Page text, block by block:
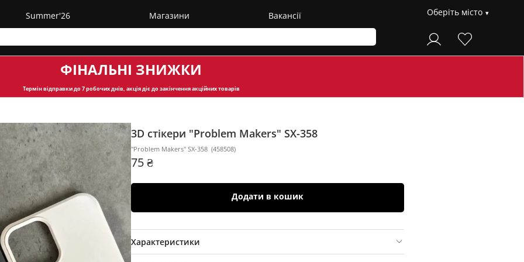
Summer'26 Магазини Вакансії Оберіть місто
ФІНАЛЬНІ ЗНИЖКИ
Термін відправкидо 7 робочих днів, акція діє до закінчення акційних товарів
3D стікери "Problem Makers" SX-358
"Problem Makers" SX-358 (458508)
75 ₴
Додати в кошик
Характеристики